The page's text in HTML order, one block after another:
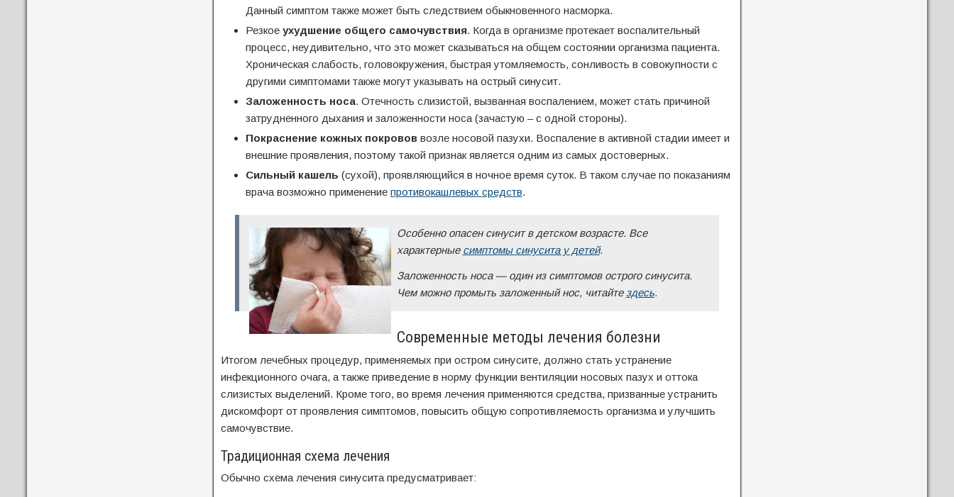
Данный симптом также может быть следствием обыкновенного насморка.
Резкое ухудшение общего самочувствия. Когда в организме протекает воспалительный
процесс, неудивительно, что это может сказываться на общем состоянии организма пациента.
Хроническая слабость, головокружения, быстрая утомляемость, сонливость в совокупности с
другими симптомами также могут указывать на острый синусит.
Заложенность носа. Отечность слизистой, вызванная воспалением, может стать причиной
затрудненного дыхания и заложенности носа (зачастую – с одной стороны).
Покраснение кожных покровов возле носовой пазухи. Воспаление в активной стадии имеет и
внешние проявления, поэтому такой признак является одним из самых достоверных.
Сильный кашель (сухой), проявляющийся в ночное время суток. В таком случае по показаниям
врача возможно применение противокашлевых средств.
Особенно опасен синусит в детском возрасте. Все
характерные симптомы синусита у детей.
Заложенность носа — один из симптомов острого синусита.
Чем можно промыть заложенный нос, читайте здесь.
Современные методы лечения болезни
Итогом лечебных процедур, применяемых при остром синусите, должно стать устранение
инфекционного очага, а также приведение в норму функции вентиляции носовых пазух и оттока
слизистых выделений. Кроме того, во время лечения применяются средства, призванные устранить
дискомфорт от проявления симптомов, повысить общую сопротивляемость организма и улучшить
самочувствие.
Традиционная схема лечения
Обычно схема лечения синусита предусматривает: